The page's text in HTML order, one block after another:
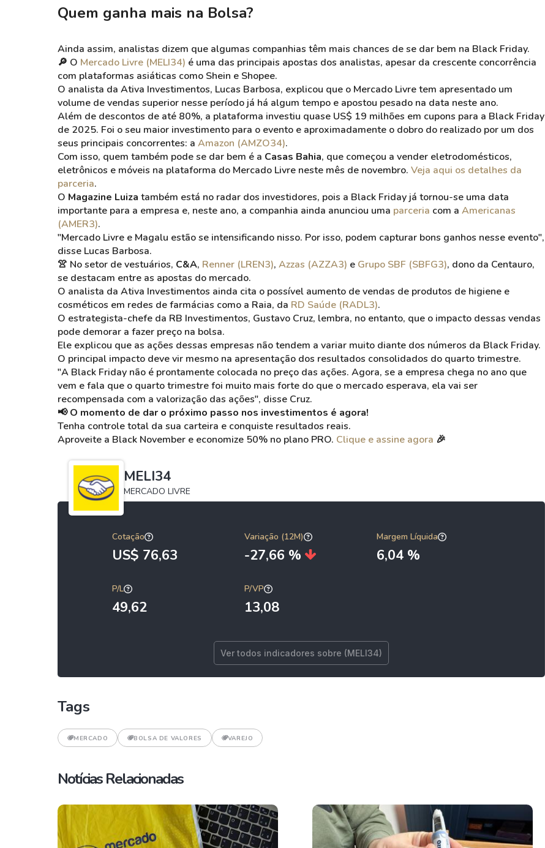
Quem ganha mais na Bolsa?
Ainda assim, analistas dizem que algumas companhias têm mais chances de se dar bem na Black Friday.
🔎 O Mercado Livre (MELI34) é uma das principais apostas dos analistas, apesar da crescente concorrência
com plataformas asiáticas como Shein e Shopee.
O analista da Ativa Investimentos, Lucas Barbosa, explicou que o Mercado Livre tem apresentado um
volume de vendas superior nesse período já há algum tempo e apostou pesado na data neste ano.
Além de descontos de até 80%, a plataforma investiu quase US$ 19 milhões em cupons para a Black Friday
de 2025. Foi o seu maior investimento para o evento e aproximadamente o dobro do realizado por um dos
seus principais concorrentes: a Amazon (AMZO34).
Com isso, quem também pode se dar bem é a Casas Bahia, que começou a vender eletrodomésticos,
eletrônicos e móveis na plataforma do Mercado Livre neste mês de novembro. Veja aqui os detalhes da
parceria.
O Magazine Luiza também está no radar dos investidores, pois a Black Friday já tornou-se uma data
importante para a empresa e, neste ano, a companhia ainda anunciou uma parceria com a Americanas
(AMER3).
"Mercado Livre e Magalu estão se intensificando nisso. Por isso, podem capturar bons ganhos nesse evento",
disse Lucas Barbosa.
👚 No setor de vestuários, C&A, Renner (LREN3), Azzas (AZZA3) e Grupo SBF (SBFG3), dono da Centauro,
se destacam entre as apostas do mercado.
O analista da Ativa Investimentos ainda cita o possível aumento de vendas de produtos de higiene e
cosméticos em redes de farmácias como a Raia, da RD Saúde (RADL3).
O estrategista-chefe da RB Investimentos, Gustavo Cruz, lembra, no entanto, que o impacto dessas vendas
pode demorar a fazer preço na bolsa.
Ele explicou que as ações dessas empresas não tendem a variar muito diante dos números da Black Friday.
O principal impacto deve vir mesmo na apresentação dos resultados consolidados do quarto trimestre.
"A Black Friday não é prontamente colocada no preço das ações. Agora, se a empresa chega no ano que
vem e fala que o quarto trimestre foi muito mais forte do que o mercado esperava, ela vai ser
recompensada com a valorização das ações", disse Cruz.
📢 O momento de dar o próximo passo nos investimentos é agora!
Tenha controle total da sua carteira e conquiste resultados reais.
Aproveite a Black November e economize 50% no plano PRO. Clique e assine agora 🎉
MELI34
MERCADO LIVRE
Cotação
US$ 76,63
Variação (12M)
-27,66 %
Margem Líquida
6,04 %
P/L
49,62
P/VP
13,08
Ver todos indicadores sobre (MELI34)
Tags
MERCADO BOLSA DE VALORES VAREJO
Notícias Relacionadas